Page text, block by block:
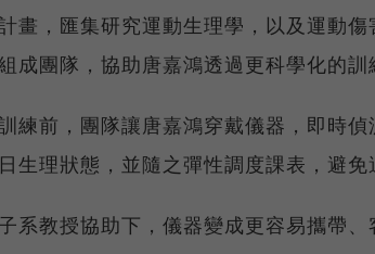
畫，匯集研究運動生理學，以及運動
成團隊，協助唐嘉鴻透過更科學化的訓
練前，團隊讓唐嘉鴻穿戴儀器，即時
生理狀態，並隨之彈性調度課表，避免
子系教授協助下，儀器變成更容易攜帶